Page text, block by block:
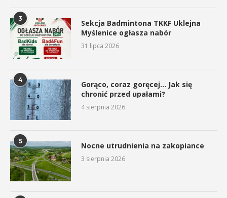
3
Sekcja Badmintona TKKF Uklejna
Myślenice ogłasza nabór
31 lipca 2026
4
Gorąco, coraz goręcej… Jak się
chronić przed upałami?
4 sierpnia 2026
5 Nocne utrudnienia na zakopiance
3 sierpnia 2026